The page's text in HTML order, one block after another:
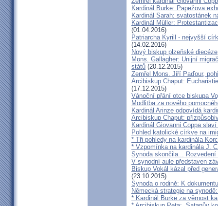
Kardinál Burke: Papežova
Kardinál Sarah: svatostánek
Kardinál Müller:
(01.04.2016)
Patriarcha Kyrill - nejvyšší
(14.02.2016)
Nový biskup plzeňské diecéze
Mons. Gallagher: Unijní
států (20.12.2015)
Zemřel Mons. Jiří Paďour,
Arcibiskup Chaput:
(17.12.2015)
Vánoční přání otce biskupa
Modlitba za nového
Kardinál Arinze odpovídá
Arcibiskup Chaput:
Kardinál Giovanni Coppa
Pohled katolické církve na
* Tři pohledy na kardinála
* Vzpomínka na kardinála J.
Synoda skončila...
V synodní aule představen
Biskup Vokál kázal před
(23.10.2015)
Synoda o rodině: K
Německá strategie na
* Kardinál Burke za věrnost